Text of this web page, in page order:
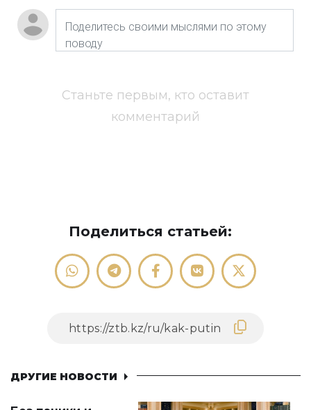
Станьте первым, кто оставит
комментарий
Поделиться статьей:
ДРУГИЕ НОВОСТИ